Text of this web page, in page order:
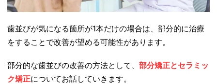
歯並びが気になる箇所が1本だけの場合は、部分的に治療
をすることで改善が望める可能性があります。
部分的な歯並びの改善の方法として、 部分矯正とセラミッ
ク矯正についてお話していきます。